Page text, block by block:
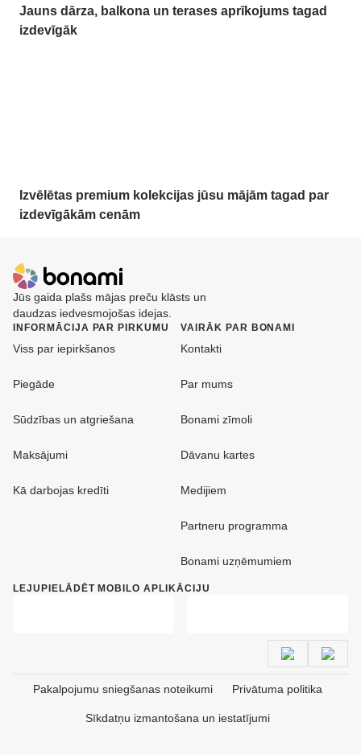
Jauns dārza, balkona un terases aprīkojums tagad
izdevīgāk
Izvēlētas premium kolekcijas jūsu mājām tagad par
izdevīgākām cenām
Jūs gaida plašs mājas preču klāsts un
daudzas iedvesmojošas idejas.
INFORMĀCIJA PAR PIRKUMU
Viss par iepirkšanos
Piegāde
Sūdzības un atgriešana
Maksājumi
Kā darbojas kredīti
VAIRĀK PAR BONAMI
Kontakti
Par mums
Bonami zīmoli
Dāvanu kartes
Medijiem
Partneru programma
Bonami uzņēmumiem
LEJUPIELĀDĒT MOBILO APLIKĀCIJU
Pakalpojumu sniegšanas noteikumi Privātuma politika
Sīkdatņu izmantošana un iestatījumi